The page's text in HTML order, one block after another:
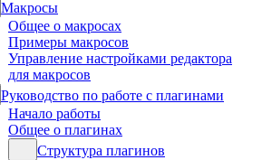
Макросы
Общее о макросах
Примеры макросов
Управление настройками редактора
для макросов
Руководство по работе с плагинами
Начало работы
Общее о плагинах
Структура плагинов